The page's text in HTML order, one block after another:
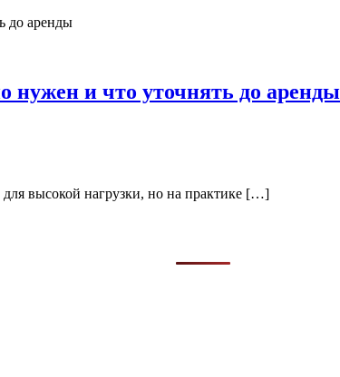
нужен и что уточнять до аренды
для высокой нагрузки, но на практике […]